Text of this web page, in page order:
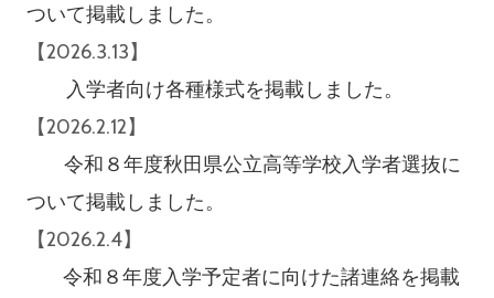
ついて掲載しました。
【2026.3.13】
入学者向け各種様式を掲載しました。
【2026.2.12】
令和８年度秋田県公立高等学校入学者選抜に
ついて掲載しました。
【2026.2.4】
令和８年度入学予定者に向けた諸連絡を掲載